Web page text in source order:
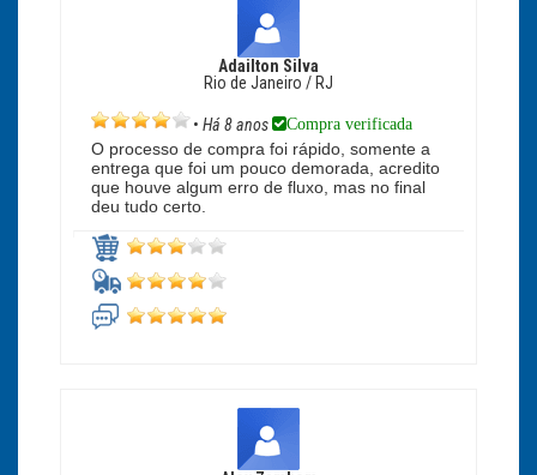
Adailton Silva
Rio de Janeiro / RJ
• Há 8 anos Compra verificada
O processo de compra foi rápido, somente a
entrega que foi um pouco demorada, acredito
que houve algum erro de fluxo, mas no final
deu tudo certo.